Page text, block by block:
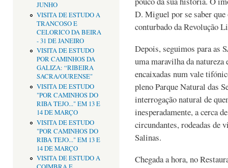
JUNHO
VISITA DE ESTUDO A
TRANCOSO E
CELORICO DA BEIRA
- 31 DE JANEIRO
VISITA DE ESTUDO
POR CAMINHOS DA
GALIZA: “RIBEIRA
SACRA/OURENSE"
VISITA DE ESTUDO
"POR CAMINHOS DO
RIBA TEJO..." EM 13 E
14 DE MARÇO
VISITA DE ESTUDO
"POR CAMINHOS DO
RIBA TEJO..." EM 13 E
14 DE MARÇO
VISITA DE ESTUDO A
D. Miguel por se saber
conturbado da Revolução
Depois, seguimos para
uma maravilha da
encaixadas num vale
pleno Parque Natural das
interrogação natural de
inesperadamente, a cerca
circundantes, rodeadas de
Salinas.
Chegada a hora, no